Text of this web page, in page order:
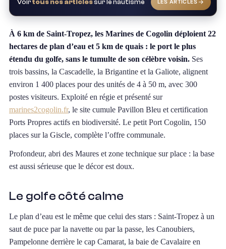
Voir tous nos articlessur le nautisme LES ARTICLES
À 6 km de Saint-Tropez, les Marines de Cogolin déploient 22
hectares de plan d’eau et 5 km de quais : le port le plus
étendu du golfe, sans le tumulte de son célèbre voisin.Ses
trois bassins, la Cascadelle, la Brigantine et la Galiote, alignent
environ 1 400 places pour des unités de 4 à 50 m, avec 300
postes visiteurs. Exploité en régie et présenté sur
marines2cogolin.fr, le site cumule Pavillon Bleu et certification
Ports Propres actifs en biodiversité. Le petit Port Cogolin, 150
places sur la Giscle, complète l’offre communale.
Profondeur, abri des Maures et zone technique sur place : la base
est aussi sérieuse que le décor est doux.
Le golfe côté calme
Le plan d’eau est le même que celui des stars : Saint-Tropez à un
saut de puce par la navette ou par la passe, les Canoubiers,
Pampelonne derrière le cap Camarat, la baie de Cavalaire en